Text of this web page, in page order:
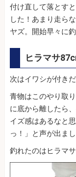
付け直して落とす
した！あまり走ら
ヤズ。開始早々に
ヒラマサ
次はイワシが付き
青物はこのやり取
に底から離したら
イズ感はあるなと
っ！」と声が出まし
釣れたのはヒラマ